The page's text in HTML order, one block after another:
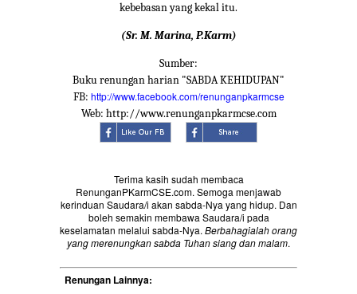
kebebasan yang kekal itu.
(Sr. M. Marina, P.Karm)
Sumber:
Buku renungan harian "SABDA KEHIDUPAN"
FB: http://www.facebook.com/renunganpkarmcse
Web: http://www.renunganpkarmcse.com
Terima kasih sudah membaca
RenunganPKarmCSE.com. Semoga menjawab
kerinduan Saudara/i akan sabda-Nya yang hidup. Dan
boleh semakin membawa Saudara/i pada
keselamatan melalui sabda-Nya. Berbahagialah orang
yang merenungkan sabda Tuhan siang dan malam.
Renungan Lainnya: